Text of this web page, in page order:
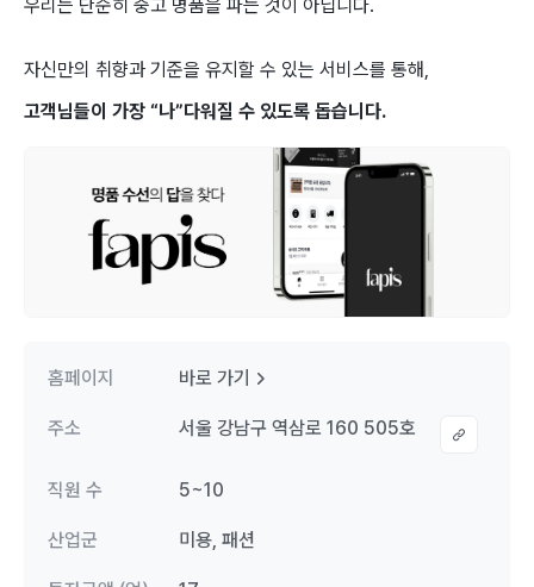
우리는 단순히 중고 명품을 파는 것이 아닙니다.
자신만의 취향과 기준을 유지할 수 있는 서비스를 통해,
고객님들이 가장 “나”다워질 수 있도록 돕습니다.
홈페이지 바로 가기
주소 서울 강남구 역삼로 160 505호
직원 수 5~10
산업군 미용, 패션